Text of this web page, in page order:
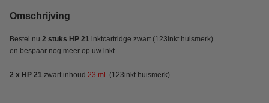
Omschrijving
Bestel nu 2 stuks HP 21 inktcartridge zwart (123inkt huismerk)
en bespaar nog meer op uw inkt.
2 x HP 21 zwart inhoud 23 ml . (123inkt huismerk)